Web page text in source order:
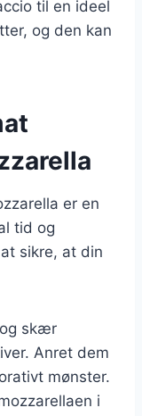
til en ideel
og den kan
er en
tid og
sikre, at din
skær
Anret dem
mønster.
i